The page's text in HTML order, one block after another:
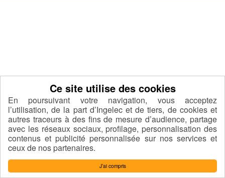
J’ai compris
En poursuivant votre navigation, vous acceptez
l’utilisation, de la part d’Ingelec et de tiers, de cookies et
autres traceurs à des fins de mesure d’audience, partage
avec les réseaux sociaux, profilage, personnalisation des
contenus et publicité personnalisée sur nos services et
ceux de nos partenaires.